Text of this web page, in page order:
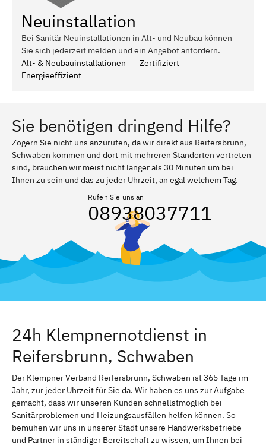
Neuinstallation
Bei Sanitär Neuinstallationen in Alt- und Neubau können
Sie sich jederzeit melden und ein Angebot anfordern.
Alt- & Neubauinstallationen
Zertifiziert
Energieeffizient
Sie benötigen dringend Hilfe?
Zögern Sie nicht uns anzurufen, da wir direkt aus Reifersbrunn,
Schwaben kommen und dort mit mehreren Standorten vertreten
sind, brauchen wir meist nicht länger als 30 Minuten um bei
Ihnen zu sein und das zu jeder Uhrzeit, an egal welchem Tag.
Rufen Sie uns an
08938037711
24h Klempnernotdienst in
Reifersbrunn, Schwaben
Der Klempner Verband Reifersbrunn, Schwaben ist 365 Tage im
Jahr, zur jeder Uhrzeit für Sie da. Wir haben es uns zur Aufgabe
gemacht, dass wir unseren Kunden schnellstmöglich bei
Sanitärproblemen und Heizungsausfällen helfen können. So
bemühen wir uns in unserer Stadt unsere Handwerksbetriebe
und Partner in ständiger Bereitschaft zu wissen, um Ihnen bei